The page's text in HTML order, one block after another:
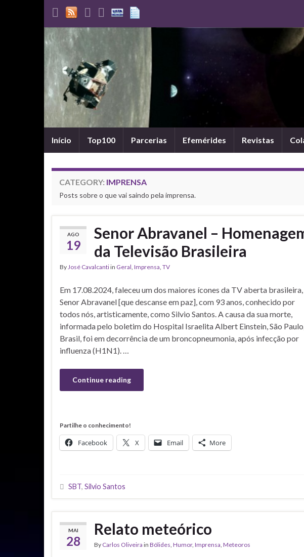
Início Top100 Parcerias Efemérides Revistas
CATEGORY: IMPRENSA
Posts sobre o que vai saindo pela imprensa.
AGO
19
Senor Abravanel –
da Televisão Brasileira
ByJosé Cavalcantiin Geral, Imprensa, TV
Em 17.08.2024, faleceu um dos maiores ícones da TV aberta brasileira,
Senor Abravanel [que descanse em paz], com 93 anos, conhecido por
todos nós, artisticamente, como Silvio Santos. A causa da sua morte,
informada pelo boletim do Hospital Israelita Albert Einstein, São
Brasil, foi em decorrência de um broncopneumonia, após infecção por
influenza (H1N1). …
Continue reading
Partilhe o conhecimento!
Facebook X Email More
SBT, Silvio Santos
MAI
28
Relato meteórico
By Carlos Oliveira in Bólides, Humor, Imprensa, Meteoros